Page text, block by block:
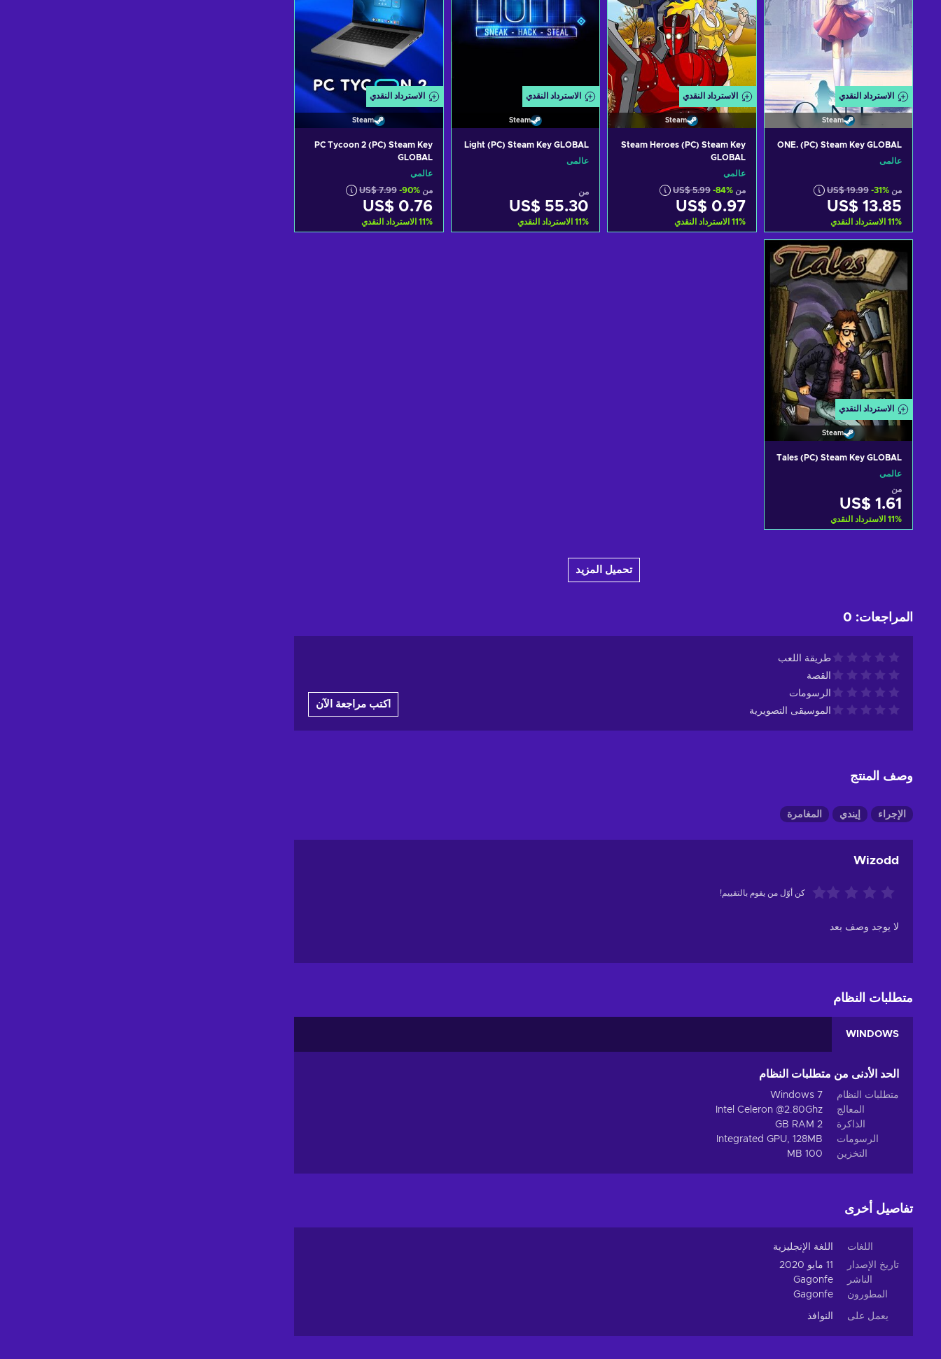
الاسترداد النقدي
Steam
ONE. (PC) Steam Key GLOBAL
عالمي
من US$ 19.99 -31%
US$ 13.85
11% الاسترداد النقدي
أضف إلى سلة التسوق
View offers
الاسترداد النقدي
Steam
Steam Heroes (PC) Steam Key
GLOBAL
عالمي
من
US$ 5.99 -84%
US$ 0.97
11% الاسترداد النقدي
الاسترداد النقدي
Steam
Light (PC) Steam Key GLOBAL
عالمي
من
US$ 55.30
11% الاسترداد النقدي
الاسترداد النقدي
Steam
PC Tycoon 2 (PC) Steam Key
GLOBAL
عالمي
من
US$ 7.99 -90%
US$ 0.76
11% الاسترداد النقدي
الاسترداد النقدي
Steam
Tales (PC) Steam Key GLOBAL
عالمي
من
US$ 1.61
11% الاسترداد النقدي
تحميل المزيد
المراجعات:
0
طريقة اللعب
القصة
الرسومات
الموسيقى التصويرية
اكتب مراجعة الآن
وصف المنتج
الإجراء إيندي المغامرة
Wizodd
كن أوّل من يقوم بالتقييم!
لا يوجد وصف بعد
متطلبات النظام
WINDOWS
الحد الأدنى من متطلبات النظام
متطلبات النظام
Windows 7
المعالج
Intel Celeron @2.80Ghz
الذاكرة
2 GB RAM
الرسومات
Integrated GPU, 128MB
التخزين
100 MB
تفاصيل أخرى
اللغات
اللغة الإنجليزية
تاريخ الإصدار
11 مايو 2020
الناشر
Gagonfe
المطورون
Gagonfe
يعمل على النوافذ